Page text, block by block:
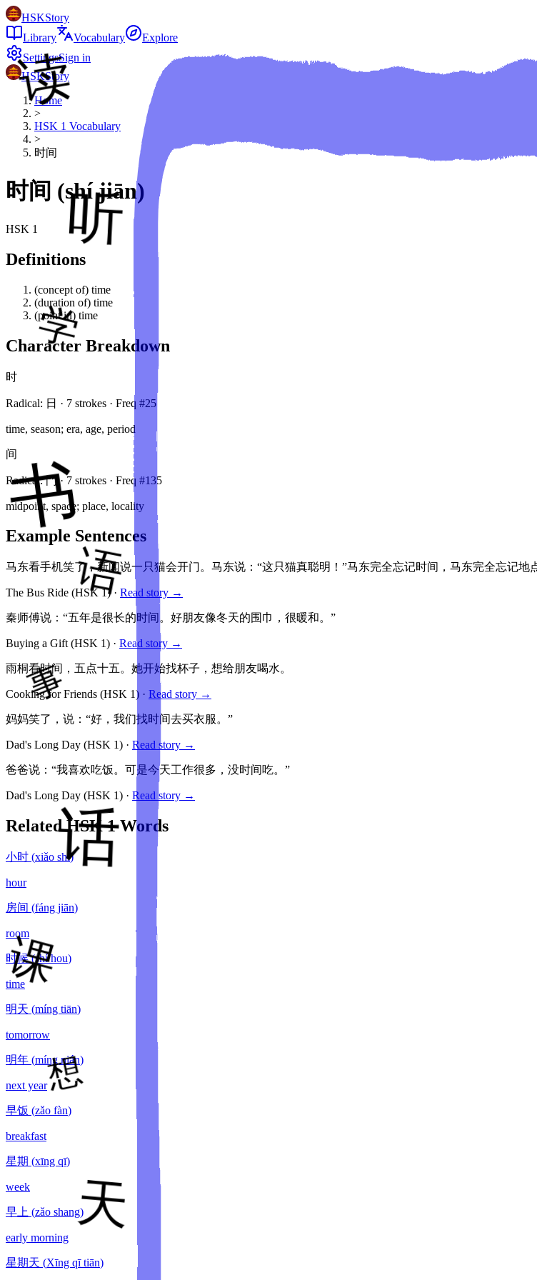
HSKStory
Library
Vocabulary
Explore
SettingsSign in
HSKStory
Home
>
HSK 1 Vocabulary
>
时间
时间 (shí jiān)
HSK 1
Definitions
(concept of) time
(duration of) time
(point in) time
Character Breakdown
时
Radical: 日 · 7 strokes · Freq #25
time, season; era, age, period
间
Radical:門 · 7 strokes · Freq #135
midpoint, space; place, locality
Example Sentences
马东看手机笑了，新闻说一只猫会开门。马东说：“这只猫真聪明！”马东完全忘记时间，马东完全忘记地
The Bus Ride (HSK1)· Read story →
秦师傅说：“五年是很长的时间。好朋友像冬天的围巾，很暖和。”
Buying a Gift (HSK 1) · Read story →
雨桐看时间，五点十五。她开始找杯子，想给朋友喝水。
Cooking for Friends (HSK 1) · Read story →
妈妈笑了，说：“好，我们找时间去买衣服。”
Dad's Long Day (HSK 1) · Read story →
爸爸说：“我喜欢吃饭。可是今天工作很多，没时间吃。”
Dad's Long Day (HSK 1) · Read story →
Related HSK1Words
小时 (xiǎo shí)
hour
房间 (fáng jiān)
room
时候 (shí hou)
time
明天 (míng tiān)
tomorrow
明年 (míng nián)
next year
早饭 (zǎo fàn)
breakfast
星期 (xīng qī)
week
早上 (zǎo shang)
early morning
星期天 (Xīng qī tiān)